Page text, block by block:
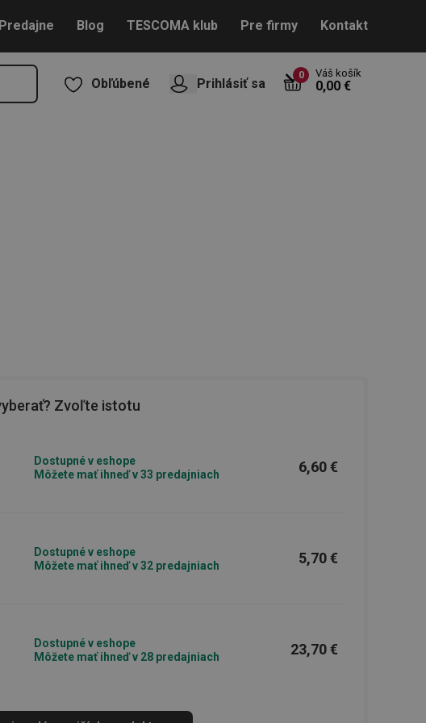
Predajne Blog TESCOMA klub Pre firmy Kontakt
Obľúbené Prihlásiť sa
0 Váš košík
0,00 €
Zvoľte istotu
Dostupné v eshope
Môžete mať ihneď v 33 predajniach
6,60 €
Dostupné v eshope
Môžete mať ihneď v 32 predajniach
5,70 €
Dostupné v eshope
Môžete mať ihneď v 28 predajniach
23,70 €